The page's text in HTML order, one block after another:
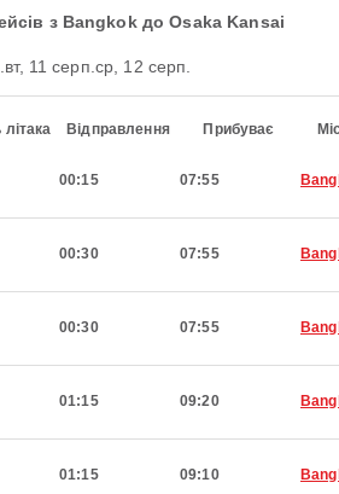
з Bangkok до Osaka Kansai
вт, 11 серп. ср, 12 серп.
Відправлення Прибуває
00:15 07:55
00:30 07:55
00:30 07:55
01:15 09:20
01:15 09:10